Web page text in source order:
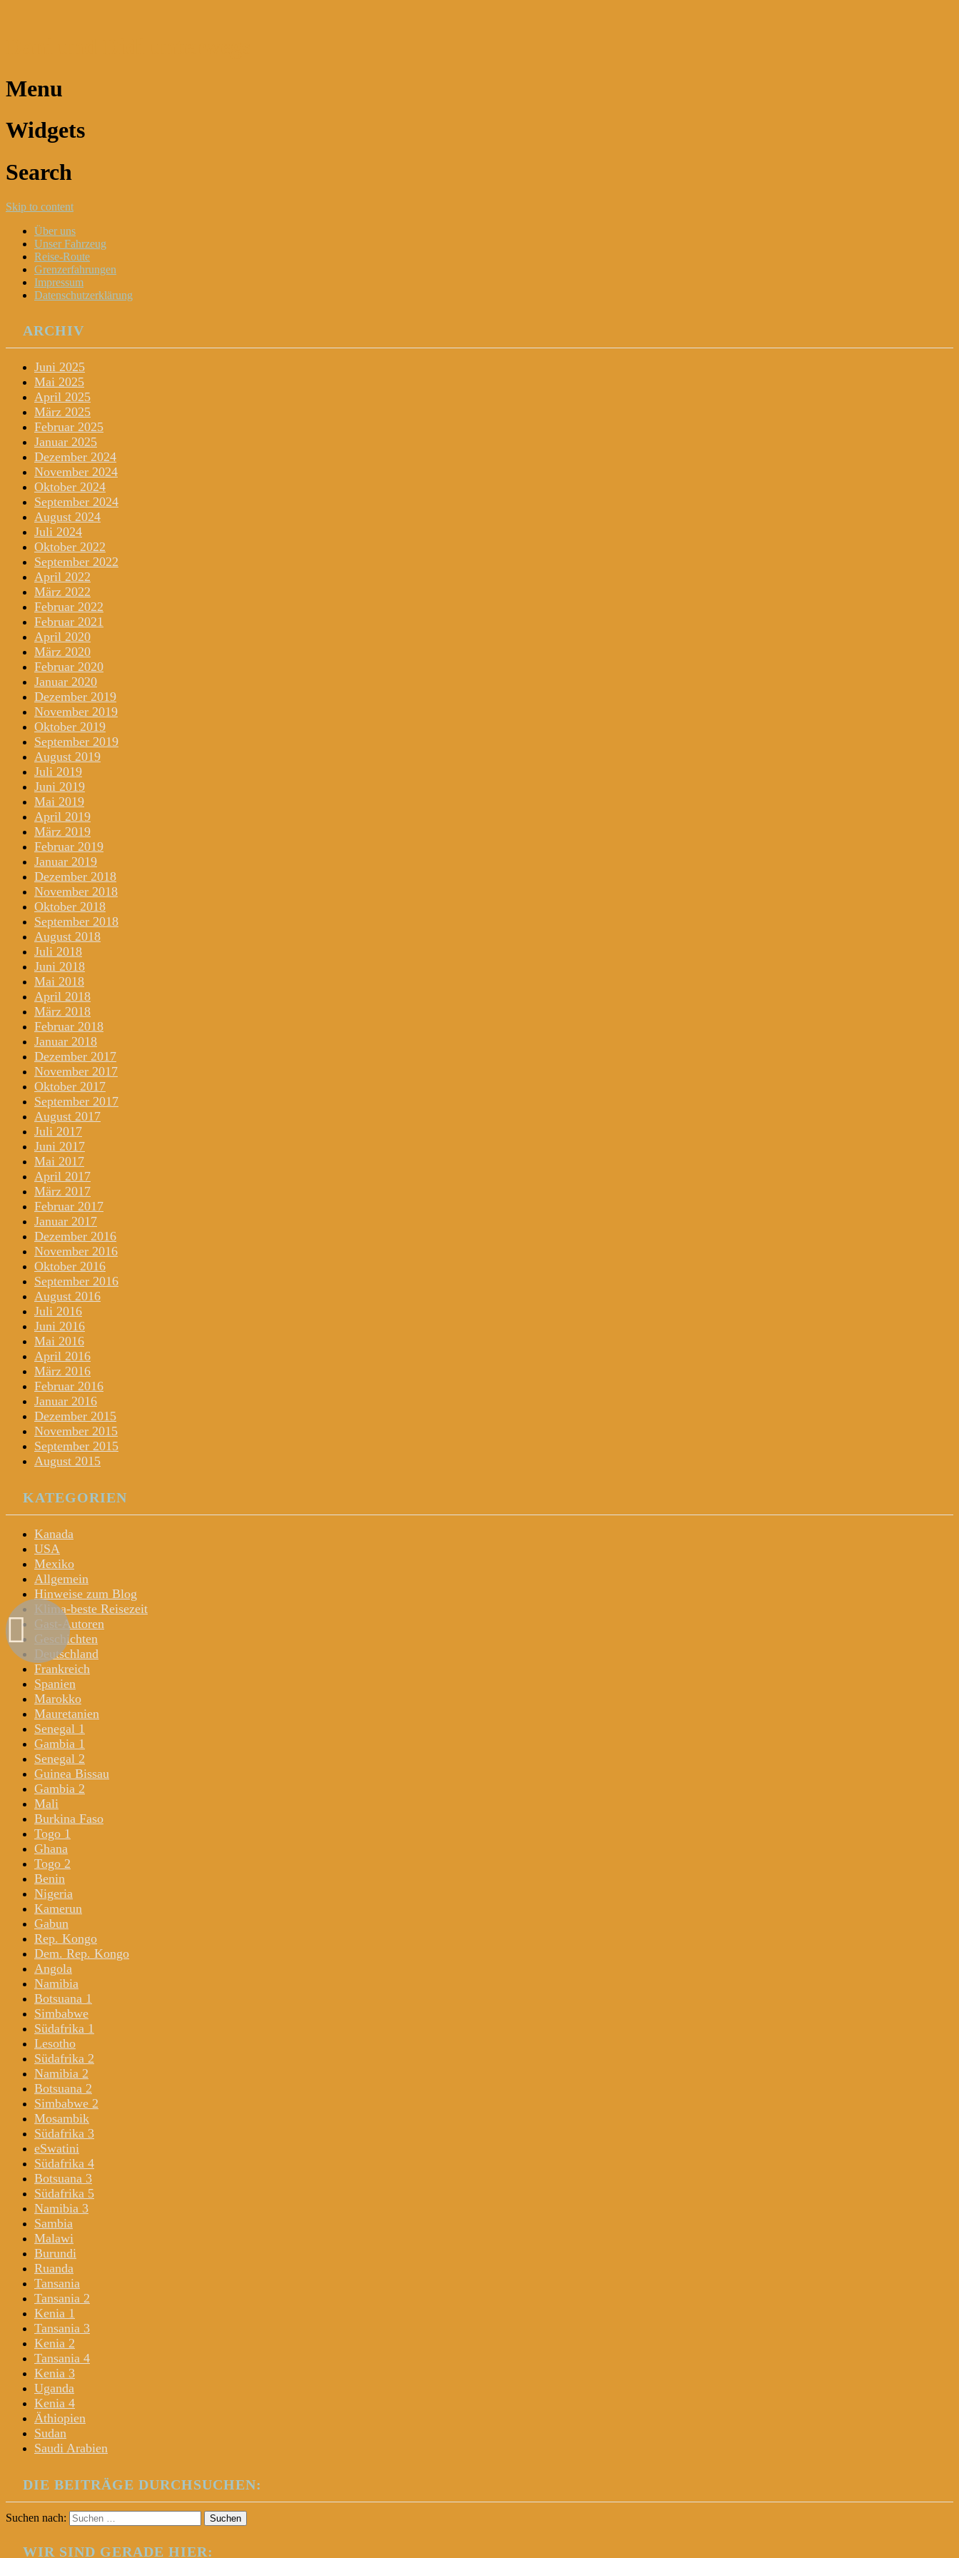
Menu
Widgets
Search
Skip to content
Über uns
Unser Fahrzeug
Reise-Route
Grenzerfahrungen
Impressum
Datenschutzerklärung
ARCHIV
Juni 2025
Mai 2025
April 2025
März 2025
Februar 2025
Januar 2025
Dezember 2024
November 2024
Oktober 2024
September 2024
August 2024
Juli 2024
Oktober 2022
September 2022
April 2022
März 2022
Februar 2022
Februar 2021
April 2020
März 2020
Februar 2020
Januar 2020
Dezember 2019
November 2019
Oktober 2019
September 2019
August 2019
Juli 2019
Juni 2019
Mai 2019
April 2019
März 2019
Februar 2019
Januar 2019
Dezember 2018
November 2018
Oktober 2018
September 2018
August 2018
Juli 2018
Juni 2018
Mai 2018
April 2018
März 2018
Februar 2018
Januar 2018
Dezember 2017
November 2017
Oktober 2017
September 2017
August 2017
Juli 2017
Juni 2017
Mai 2017
April 2017
März 2017
Februar 2017
Januar 2017
Dezember 2016
November 2016
Oktober 2016
September 2016
August 2016
Juli 2016
Juni 2016
Mai 2016
April 2016
März 2016
Februar 2016
Januar 2016
Dezember 2015
November 2015
September 2015
August 2015
KATEGORIEN
Kanada
USA
Mexiko
Allgemein
Hinweise zum Blog
Klima-beste Reisezeit
Gast-Autoren
Geschichten
Deutschland
Frankreich
Spanien
Marokko
Mauretanien
Senegal 1
Gambia 1
Senegal 2
Guinea Bissau
Gambia 2
Mali
Burkina Faso
Togo 1
Ghana
Togo 2
Benin
Nigeria
Kamerun
Gabun
Rep. Kongo
Dem. Rep. Kongo
Angola
Namibia
Botsuana 1
Simbabwe
Südafrika 1
Lesotho
Südafrika 2
Namibia 2
Botsuana 2
Simbabwe 2
Mosambik
Südafrika 3
eSwatini
Südafrika 4
Botsuana 3
Südafrika 5
Namibia 3
Sambia
Malawi
Burundi
Ruanda
Tansania
Tansania 2
Kenia 1
Tansania 3
Kenia 2
Tansania 4
Kenia 3
Uganda
Kenia 4
Äthiopien
Sudan
Saudi Arabien
DIE BEITRÄGE DURCHSUCHEN:
Suchen nach:
WIR SIND GERADE HIER: